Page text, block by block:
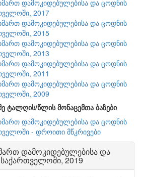
დამოკიდებულებისა და ცოდნის
2017
დამოკიდებულებისა და ცოდნის
2015
დამოკიდებულებისა და ცოდნის
2013
დამოკიდებულებისა და ცოდნის
2011
დამოკიდებულებისა და ცოდნის
2009
ტალღის/წლის მონაცემთა ბაზები
დამოკიდებულებისა და ცოდნის
- დროითი მწკრივები
დამოკიდებულებისა და
2019